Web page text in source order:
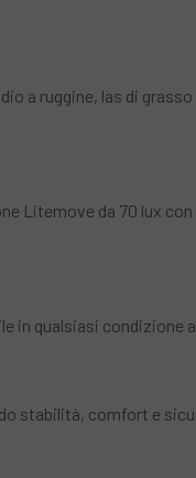
a ruggine, las di
Litemove da 70 lux
in qualsiasi condizione
stabilità, comfort e